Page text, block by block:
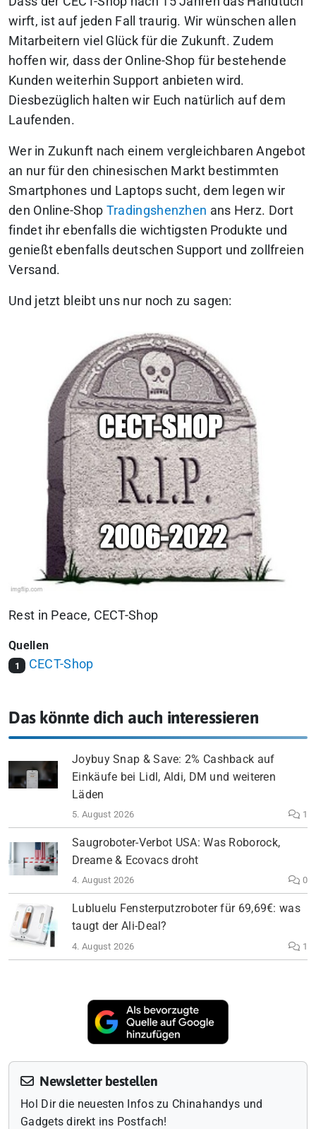
wirft, ist auf jeden Fall traurig. Wir wünschen allen
Mitarbeitern viel Glück für die Zukunft. Zudem
hoffen wir, dass der Online-Shop für bestehende
Kunden weiterhin Support anbieten wird.
Diesbezüglich halten wir Euch natürlich auf dem
Laufenden.
Wer in Zukunft nach einem vergleichbaren Angebot
an nur für den chinesischen Markt bestimmten
Smartphones und Laptops sucht, dem legen wir
den Online-Shop Tradingshenzhen ans Herz. Dort
findet ihr ebenfalls die wichtigsten Produkte und
genießt ebenfalls deutschen Support und zollfreien
Versand.
Und jetzt bleibt uns nur noch zu sagen:
Rest in Peace, CECT-Shop
Quellen
1 CECT-Shop
Das könnte dich auch interessieren
Joybuy Snap & Save: 2% Cashback auf
Einkäufe bei Lidl, Aldi, DM und weiteren
Läden
5. August 2026 1
Saugroboter-Verbot USA: Was Roborock,
Dreame & Ecovacs droht
4. August 2026 0
Lubluelu Fensterputzroboter für 69,69€: was
taugt der Ali-Deal?
4. August 2026 1
Newsletter bestellen
Hol Dir die neuesten Infos zu Chinahandys und
Gadgets direkt ins Postfach!